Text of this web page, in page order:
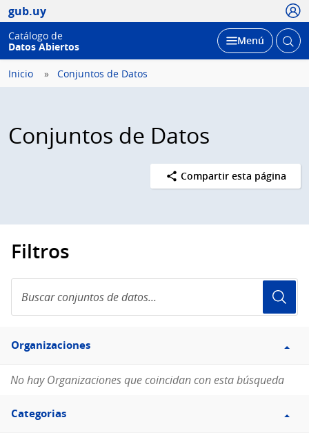
gub.uy
Catálogo de
Datos Abiertos
Desplegar
Menú Abrir
Inicio Conjuntos de Datos
Conjuntos de Datos
Compartir esta página
Filtros
conjuntos
de
Filtro
Organizaciones
Organizaciones
No hay Organizaciones que coincidan con esta búsqueda
Filtro
Categorias
Categorias